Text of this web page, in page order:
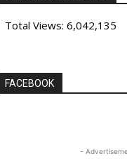
Total Views: 6,042,135
FACEBOOK
-